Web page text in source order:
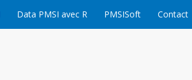
Data PMSI avec R PMSISoft Contact